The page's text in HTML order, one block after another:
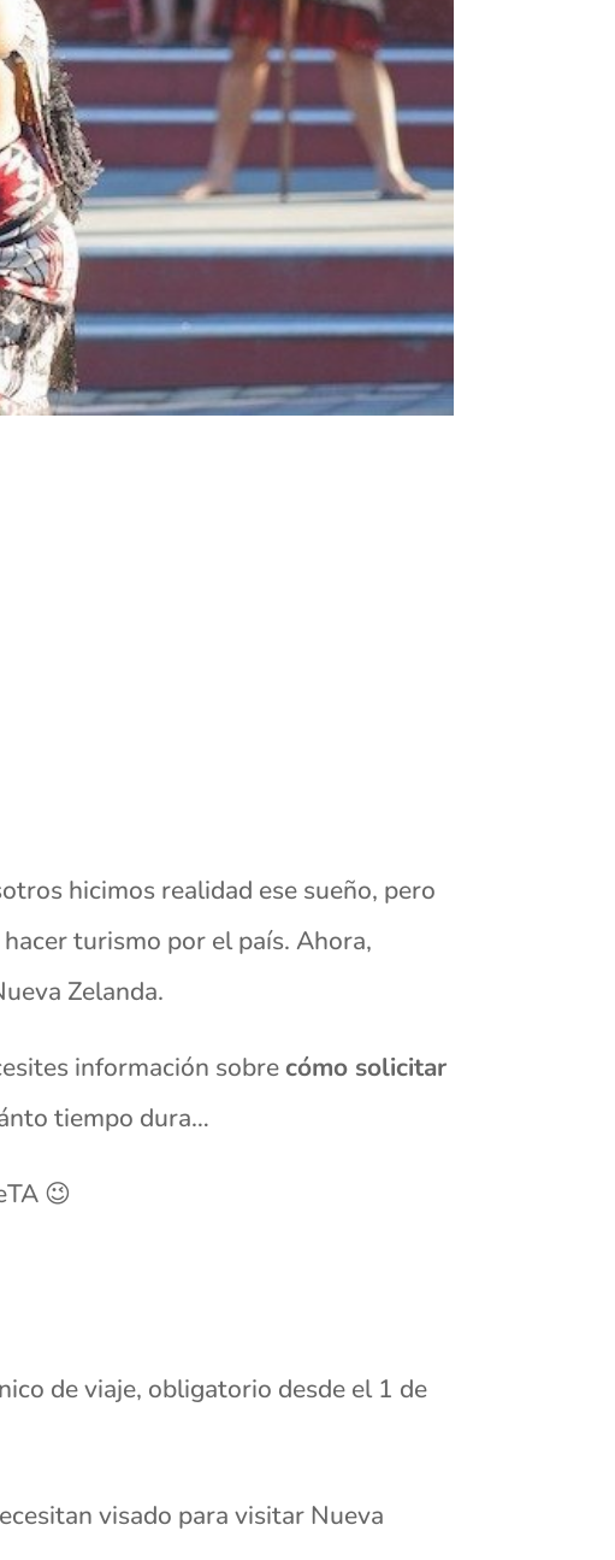
hicimos realidad ese sueño, pero
turismo por el país. Ahora,
Zelanda.
información sobrecómo solicitar
tiempo dura…
😉
de viaje, obligatorio desde el 1 de
visado para visitar Nueva